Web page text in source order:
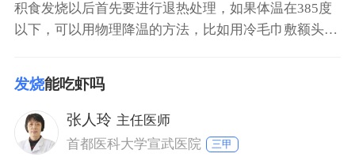
积食发烧以后首先要进行退热处理，如果体温在385度
以下，可以用物理降温的方法，比如用冷毛巾敷额头或
高到385度以上则需要用药物降温，其次针对积食本身
进行相应的治疗，可以服用消食颗粒，如果仍然没有缓
解时建议去医院就诊。
发烧能吃虾吗
张人玲 主任医师
首都医科大学宣武医院
三甲